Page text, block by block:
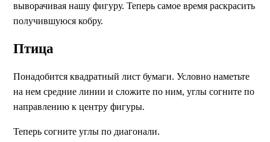
выворачивая нашу фигуру. Теперь самое время раскрасить
получившуюся кобру.
Птица
Понадобится квадратный лист бумаги. Условно наметьте
на нем средние линии и сложите по ним, углы согните по
направлению к центру фигуры.
Теперь согните углы по диагонали.